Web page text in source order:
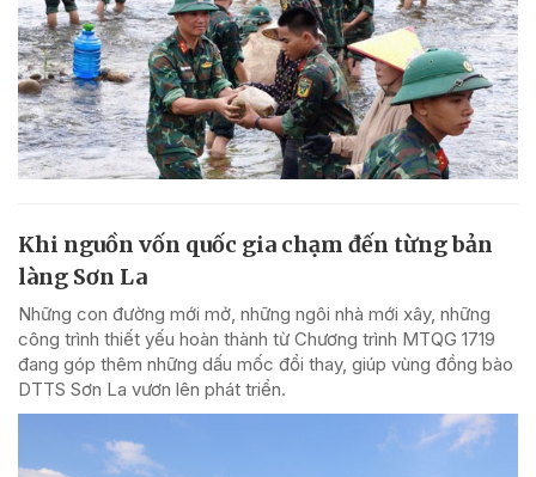
Khi nguồn vốn quốc gia chạm đến từng bản
làng Sơn La
Những con đường mới mở, những ngôi nhà mới xây, những
công trình thiết yếu hoàn thành từ Chương trình MTQG 1719
đang góp thêm những dấu mốc đổi thay, giúp vùng đồng bào
DTTS Sơn La vươn lên phát triển.